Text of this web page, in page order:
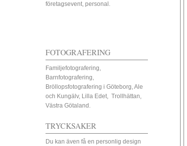
företagsevent, personal.
FOTOGRAFERING
Familjefotografering,
Barnfotografering,
Bröllopsfotografering i Göteborg, Ale
och Kungälv, Lilla Edet, Trollhättan,
Västra Götaland.
TRYCKSAKER
Du kan även få en personlig design